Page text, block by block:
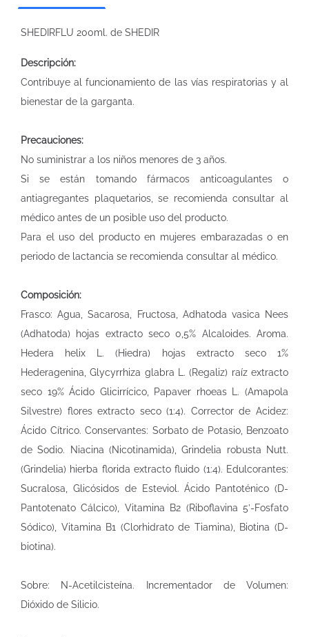
SHEDIRFLU 200ml. de SHEDIR
Descripción:
Contribuye al funcionamiento de las vías respiratorias y al
bienestar de la garganta.
Precauciones:
No suministrar a los niños menores de 3 años.
Si se están tomando fármacos anticoagulantes o
antiagregantes plaquetarios, se recomienda consultar al
médico antes de un posible uso del producto.
Para el uso del producto en mujeres embarazadas o en
periodo de lactancia se recomienda consultar al médico.
Composición:
Frasco: Agua, Sacarosa, Fructosa, Adhatoda vasica Nees
(Adhatoda) hojas extracto seco 0,5% Alcaloides. Aroma.
Hedera helix L. (Hiedra) hojas extracto seco 1%
Hederagenina, Glycyrrhiza glabra L. (Regaliz) raíz extracto
seco 19% Ácido Glicirrícico, Papaver rhoeas L. (Amapola
Silvestre) flores extracto seco (1:4). Corrector de Acidez:
Ácido Cítrico. Conservantes: Sorbato de Potasio, Benzoato
de Sodio. Niacina (Nicotinamida), Grindelia robusta Nutt.
(Grindelia) hierba florida extracto fluido (1:4). Edulcorantes:
Sucralosa, Glicósidos de Esteviol. Ácido Pantoténico (D-
Pantotenato Cálcico), Vitamina B2 (Riboflavina 5’-Fosfato
Sódico), Vitamina B1 (Clorhidrato de Tiamina), Biotina (D-
biotina).
Sobre: N-Acetilcisteína. Incrementador de Volumen:
Dióxido de Silicio.